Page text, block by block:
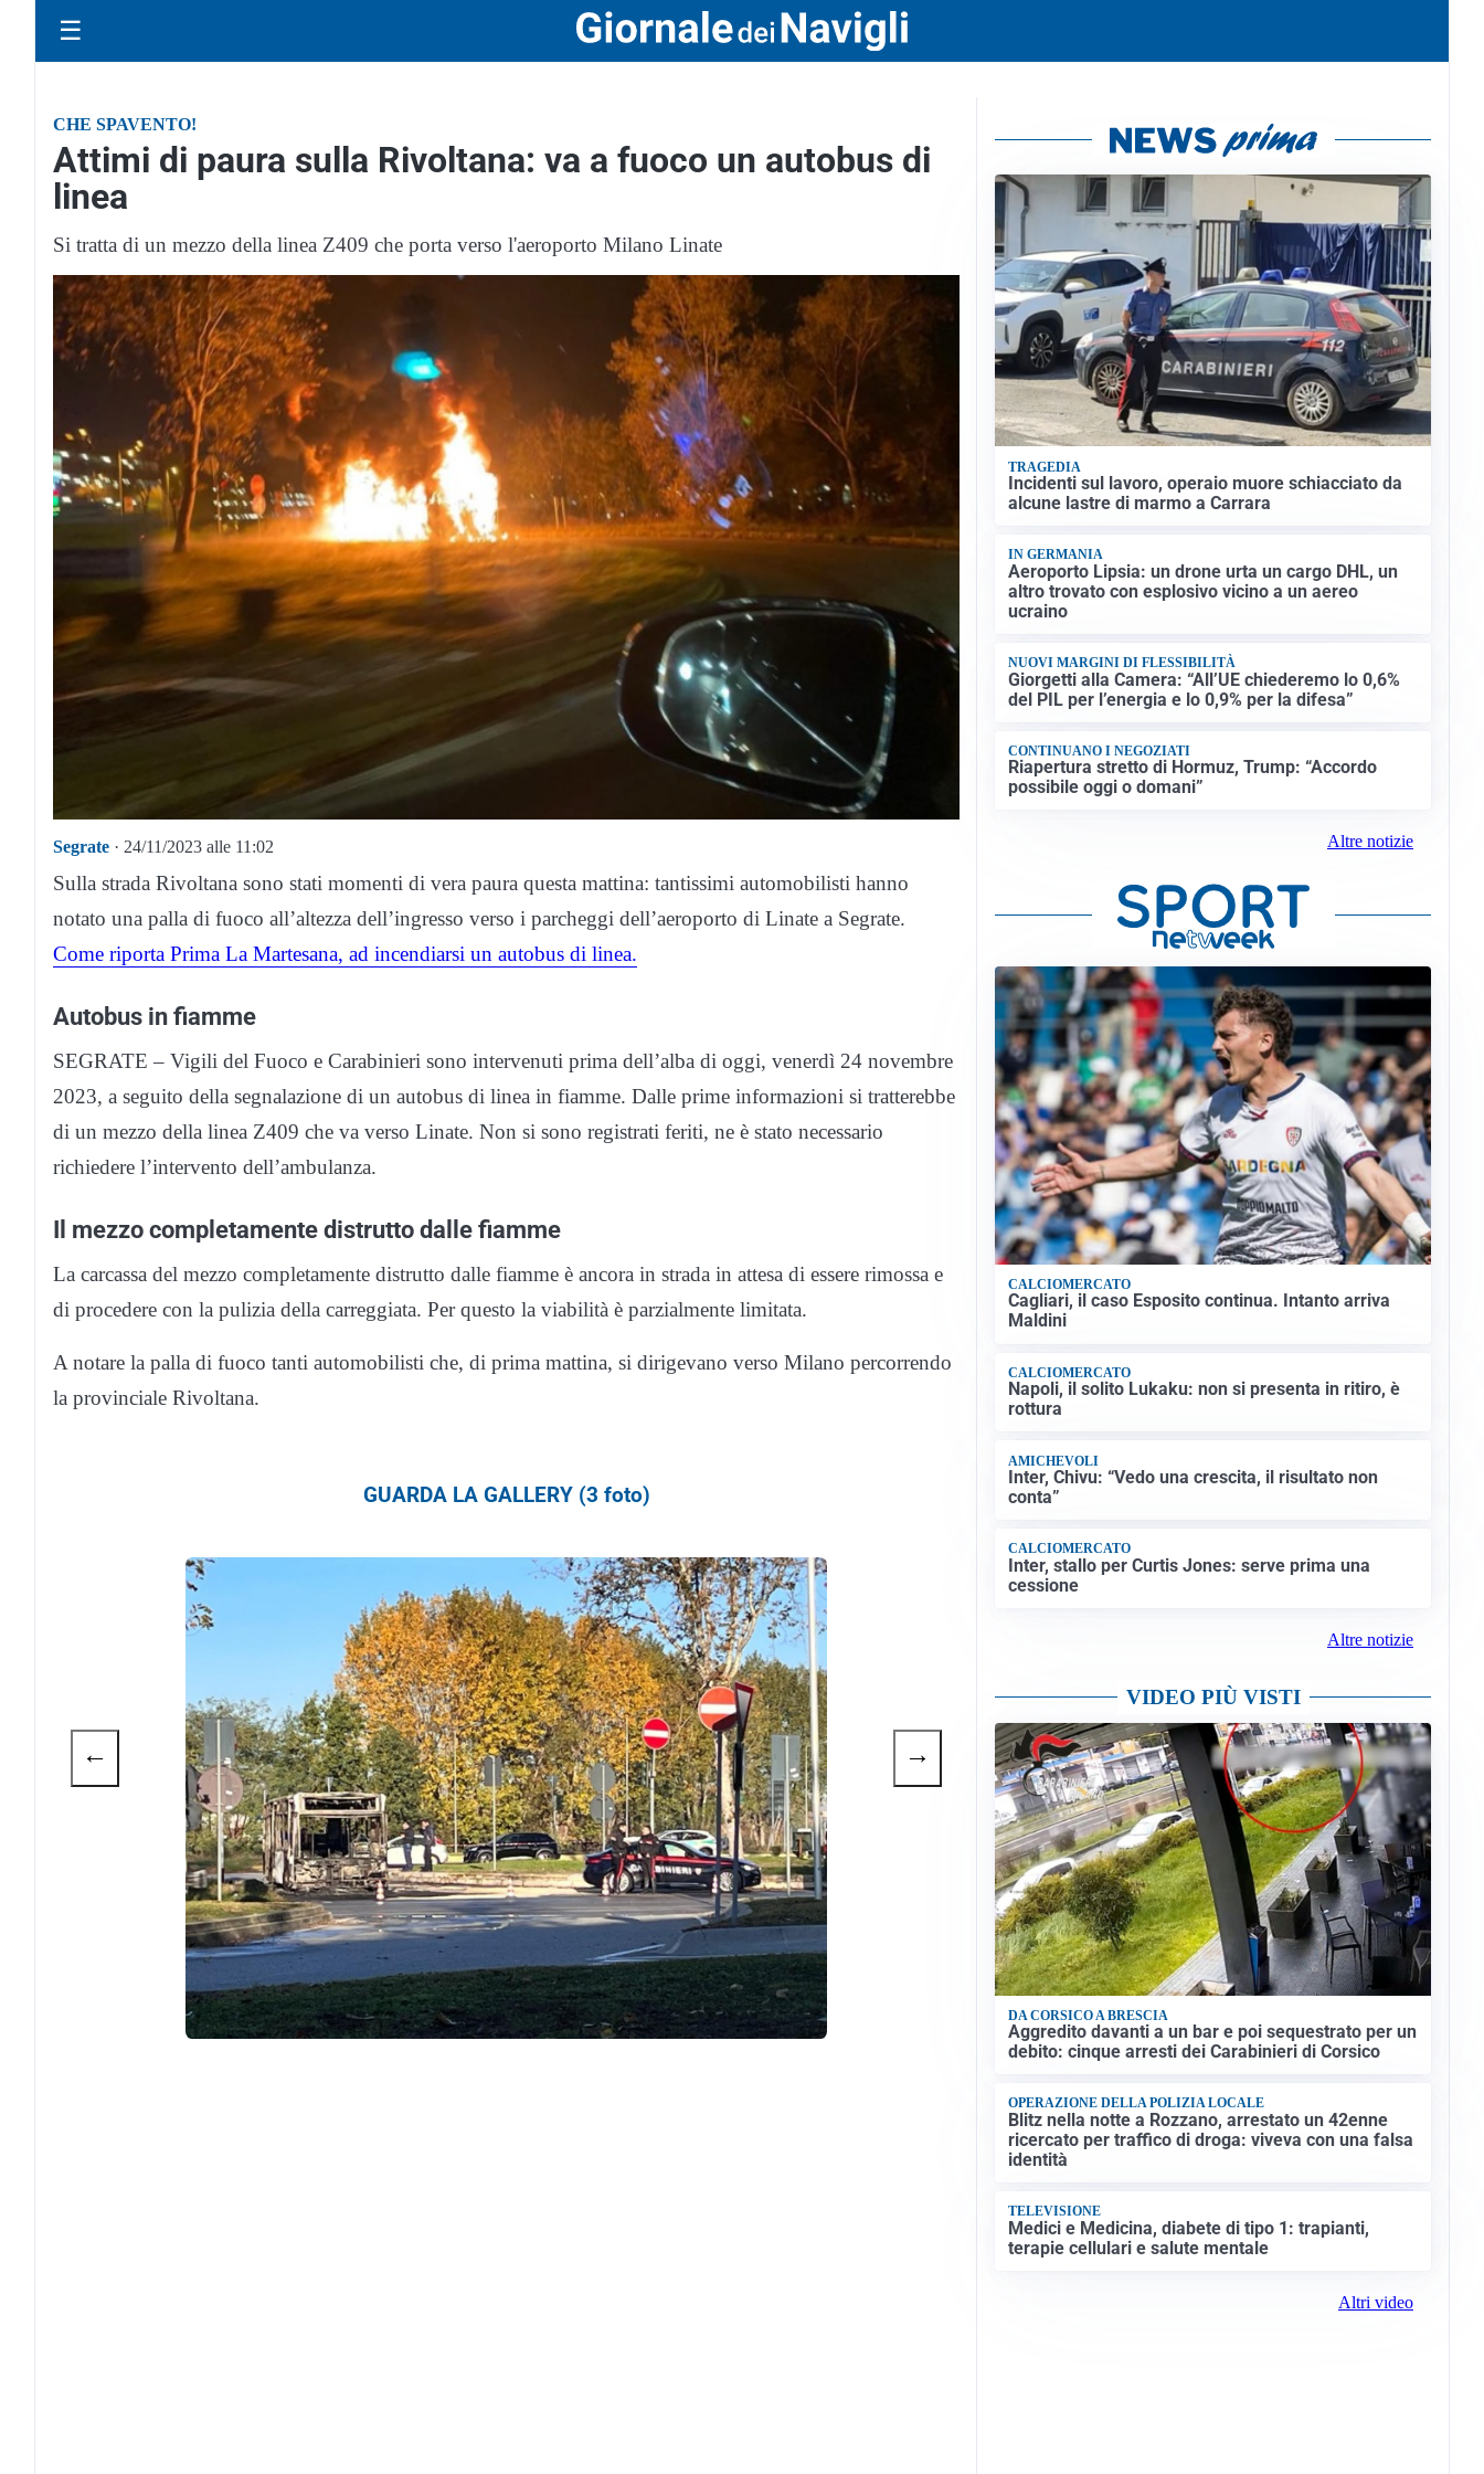
☰
CHE SPAVENTO!
Attimi di paura sulla Rivoltana: va a fuoco un autobus di
linea
Si tratta di un mezzo della linea Z409 che porta verso l'aeroporto Milano Linate
Segrate · 24/11/2023 alle 11:02
Sulla strada Rivoltana sono stati momenti di vera paura questa mattina: tantissimi automobilisti hanno
notato una palla di fuoco all’altezza dell’ingresso verso i parcheggi dell’aeroporto di Linate a Segrate.
Come riporta Prima La Martesana, ad incendiarsi un autobus di linea.
Autobus in fiamme
SEGRATE – Vigili del Fuoco e Carabinieri sono intervenuti prima dell’alba di oggi, venerdì 24 novembre
2023, a seguito della segnalazione di un autobus di linea in fiamme. Dalle prime informazioni si tratterebbe
di un mezzo della linea Z409 che va verso Linate. Non si sono registrati feriti, ne è stato necessario
richiedere l’intervento dell’ambulanza.
Il mezzo completamente distrutto dalle fiamme
La carcassa del mezzo completamente distrutto dalle fiamme è ancora in strada in attesa di essere rimossa e
di procedere con la pulizia della carreggiata. Per questo la viabilità è parzialmente limitata.
A notare la palla di fuoco tanti automobilisti che, di prima mattina, si dirigevano verso Milano percorrendo
la provinciale Rivoltana.
GUARDA LA GALLERY (3 foto)
← →
TRAGEDIA
Incidenti sul lavoro, operaio muore schiacciato da
alcune lastre di marmo a Carrara
IN GERMANIA
Aeroporto Lipsia: un drone urta un cargo DHL, un
altro trovato con esplosivo vicino a un aereo
ucraino
NUOVI MARGINI DI FLESSIBILITÀ
Giorgetti alla Camera: “All’UE chiederemo lo 0,6%
del PIL per l’energia e lo 0,9% per la difesa”
CONTINUANO I NEGOZIATI
Riapertura stretto di Hormuz, Trump: “Accordo
possibile oggi o domani”
Altre notizie
CALCIOMERCATO
Cagliari, il caso Esposito continua. Intanto arriva
Maldini
CALCIOMERCATO
Napoli, il solito Lukaku: non si presenta in ritiro, è
rottura
AMICHEVOLI
Inter, Chivu: “Vedo una crescita, il risultato non
conta”
CALCIOMERCATO
Inter, stallo per Curtis Jones: serve prima una
cessione
Altre notizie
VIDEO PIÙ VISTI
DA CORSICO A BRESCIA
Aggredito davanti a un bar e poi sequestrato per un
debito: cinque arresti dei Carabinieri di Corsico
OPERAZIONE DELLA POLIZIA LOCALE
Blitz nella notte a Rozzano, arrestato un 42enne
ricercato per traffico di droga: viveva con una falsa
identità
TELEVISIONE
Medici e Medicina, diabete di tipo 1: trapianti,
terapie cellulari e salute mentale
Altri video